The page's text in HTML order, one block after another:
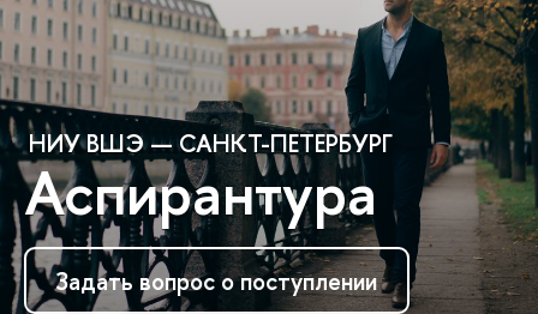
НИУ ВШЭ — САНКТ-ПЕТЕРБУРГ
Аспирантура
Задать вопрос о поступлении